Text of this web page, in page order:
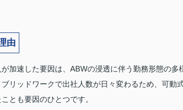
由
加速した要因は、ABWの浸透に伴う勤務形態の多
ブリッドワークで出社人数が日々変わるため、可動
とも要因のひとつです。